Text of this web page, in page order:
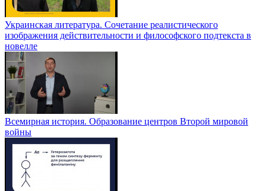
Украинская литература. Сочетание реалистического
изображения действительности и философского подтекста в
новелле
Всемирная история. Образование центров Второй мировой
войны